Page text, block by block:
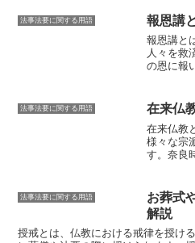
材、金属、木材など、様々な素材で
宗派によって異なります
。例えば、
を、日蓮宗では「僧
法事法要に関する用語 報恩講
報恩講と
人々を救
の恩に報
ています
恩、国家
四恩に対
報恩講で
営まれる
法事法要に関する用語 在来仏
在来仏教
様々な宗
す。奈良
土宗、浄
宗、法華
一向宗、
台宗は、
法事法要に関する用語
お葬式
解説
授戒とは、仏教における戒律を授け